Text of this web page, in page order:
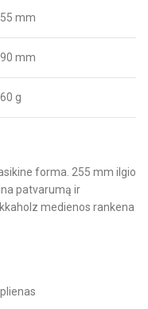
mm
mm
g
forma. 255 mm ilgio
patvarumą ir
medienos rankena